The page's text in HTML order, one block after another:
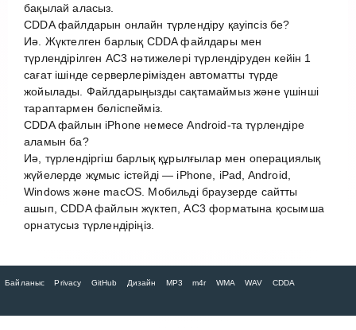
бақылай аласыз.
CDDA файлдарын онлайн түрлендіру қауіпсіз бе?
Иә. Жүктелген барлық CDDA файлдары мен
түрлендірілген AC3 нәтижелері түрлендіруден кейін 1
сағат ішінде серверлерімізден автоматты түрде
жойылады. Файлдарыңызды сақтамаймыз және үшінші
тараптармен бөліспейміз.
CDDA файлын iPhone немесе Android-та түрлендіре
аламын ба?
Иә, түрлендіргіш барлық құрылғылар мен операциялық
жүйелерде жұмыс істейді — iPhone, iPad, Android,
Windows және macOS. Мобильді браузерде сайтты
ашып, CDDA файлын жүктеп, AC3 форматына қосымша
орнатусыз түрлендіріңіз.
Байланыс Privacy GitHub Дизайн MP3 m4r WMA WAV CDDA